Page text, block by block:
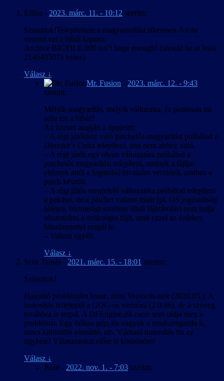
Egy sok, egymással különféle viszonyban levő karaktert mozgató
játéknál különösen nehéz az angolban ilyen formában nem létező
tegezés/magázás megállapítása, amikor pedig egy karakter akár
egyazon mondatban szólít egy másikat vegyesen hol vezeték-, hol
keresztnéven, akkor nincs jó megoldás. Az egyértelmű helyzeteket
kivéve jellemzően a mindkét névvel jobban működő magázásban
íródtak a szövegek, és egyes esetekben a fejlesztői kommentárokban
elhangzottak is alátámasztották e döntéseinket.
Egy másik nehézség a kínaiból elvileg meghatározott szabályok
szerint átírandó szavak és nevek kezelése volt, mivel gyakorlatilag
két szabálykészlet él párhuzamosan: a nemzetközileg elfogadott
kínai-angol pinjin átírás, illetve egy ún. „népszerű magyar” átírás. A
pinjin sokkal pontosabban adja vissza az eredeti hangzást, de csak
ha az olvasó ismeri az angol nyelv kiejtési szabályait, a „népszerű
magyar” ellenben nem igényel előképzettséget, cserébe viszont
következetlen és pontatlan. Végül egy „hibrid” módszerrel éltünk:
az írásban és kiejtve is szereplő neveknél a pinjinen alapuló „hallás
utáni” átírást használtunk, a játékvilágban is láthatók az
azonosíthatóság miatt pinjinben maradtak, a játékvilágban nem
megjelenő és el sem hangzó szövegekben levők pedig jobbára
„népszerű magyar” átírásban vannak.
A magyarítás technikailag sem volt egyszerű, bár legalább a
betűkészletekben megvoltak az általában hiányzó „őŐ” és „űŰ”
betűk, még ha nem is néztek ki tökéletesen. A Crystal Engine
virtuális fájlrendszerének kezeléséhez létezett eszköz, de a kinyert
adatfájl szövegként kezelhető formába és vissza alakítására TSL16b-
nek kellett írnia egy konvertert. Visszafelé tovább bonyolódott a
dolog, mert a játék nem tölt be külső fájlt, így csak az eredeti fájlok
módosításával lehet bármin változtatni. És míg a HR-nél egy 18
ML-nél egy 1,6 GB-os fájlt kellett volna kiadni. A megoldást az ún.
delta tömörítés jelentette, amihez találtunk egy olyan parancssori
eszközt, ami elboldogult egy ekkora fájllal is. A Director’s Cut
változatnál szerencsére erre nem volt szükség, mert ahhoz létezett
egy olyan módosított rutinkönyvtár, amire az eredetit lecserélve a
játék „megtanult” további adatfájlokat betölteni, így csak a többi
betűkészletet használ, és az egyedi
fájlformátumok + ScaleForm miatt esélyt se
láttunk ennek esetleges javítására.
A mentett játékok elnevezésére használt
pályanevek a játék futtatható állományába
vannak “beledrótozva”, aminek piszkálásától
inkább eltekintettünk, így azok a
meg.
Edina - 2023. márc. 11. - 10:12 szerint:
Sziasztok!Telepítettem a magyarosítást sikeresen.Azota
viszont ezt a hibát kapom:
Archive BIGFILE.000 isn’t large enough! (should be at least
2146435071 bytes)
Válasz ↓
Mr. Fusion - 2023. márc. 12. - 9:43
szerint:
Melyik magyarítás, melyik változatra, és pontosan mi
adja ezt a hibát?
Az üzenet alapján a tippjeim:
– A régi játékhoz való patchelős magyarítást próbálod a
Director’s Cutra telepíteni, ami nem ahhoz való.
– A régi játék egy olyan változatára próbálod a
patchelős magyarítást telepíteni, aminek a fájljai
eltérnek attól a legutolsó hivatalos verziótól, amihez a
patch készült.
– A régi játék megfelelő változatára próbálod telepíteni
a patchet, de a patcher valami miatt (pl. OS jogosultság
hiánya, biztonsági szoftver általi fájlzárolás) nem tudja
olvasni/írni a szükséges fájlt, amit ezzel az érdekes
hibaüzenettel reagál le.
– Valami egyéb.
Válasz ↓
Szür Tamás - 2021. márc. 15. - 18:01 szerint:
Sziasztok!
Hasonló problémám lenne, mint Veavictis-nek (2020.05.). A
honosítás feltelepül a GOG-os verzióra (2.0.66), de a szöveg
továbbra is angol. A DFEngine.dll csere sem oldja meg a
problémát. Egy fiókos gép, én vagyok a rendszergazda is,
nincs különálló vírusírtó, stb. Várható honosítás fix ez
ügyben? Válaszotokat előre is köszönöm!
Válasz ↓
Robi - 2022. nov. 1. - 7:03 szerint: